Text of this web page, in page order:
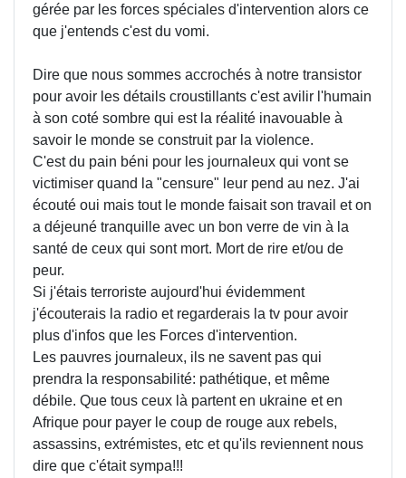
gérée par les forces spéciales d'intervention alors ce
que j'entends c'est du vomi.
Dire que nous sommes accrochés à notre transistor
pour avoir les détails croustillants c'est avilir l'humain
à son coté sombre qui est la réalité inavouable à
savoir le monde se construit par la violence.
C'est du pain béni pour les journaleux qui vont se
victimiser quand la "censure" leur pend au nez. J'ai
écouté oui mais tout le monde faisait son travail et on
a déjeuné tranquille avec un bon verre de vin à la
santé de ceux qui sont mort. Mort de rire et/ou de
peur.
Si j'étais terroriste aujourd'hui évidemment
j'écouterais la radio et regarderais la tv pour avoir
plus d'infos que les Forces d'intervention.
Les pauvres journaleux, ils ne savent pas qui
prendra la responsabilité: pathétique, et même
débile. Que tous ceux là partent en ukraine et en
Afrique pour payer le coup de rouge aux rebels,
assassins, extrémistes, etc et qu'ils reviennent nous
dire que c'était sympa!!!